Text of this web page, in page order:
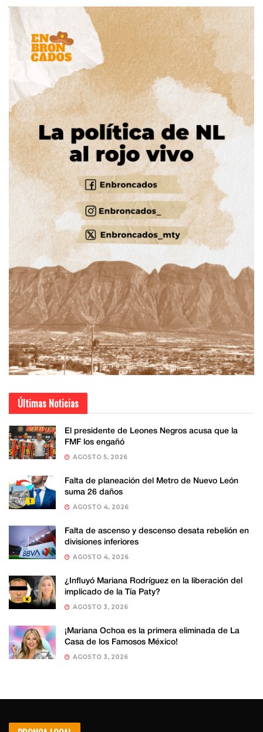
Últimas Noticias
El presidente de Leones Negros acusa que la
FMF los engañó
AGOSTO 5, 2026
Falta de planeación del Metro de Nuevo León
suma 26 daños
AGOSTO 4, 2026
Falta de ascenso y descenso desata rebelión en
divisiones inferiores
AGOSTO 4, 2026
¿Influyó Mariana Rodríguez en la liberación del
implicado de la Tía Paty?
AGOSTO 3, 2026
¡Mariana Ochoa es la primera eliminada de La
Casa de los Famosos México!
AGOSTO 3, 2026